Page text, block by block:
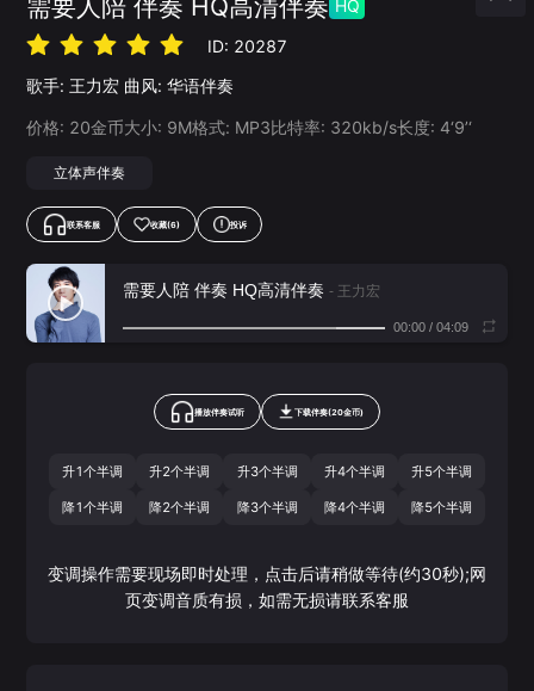
需要人陪 伴奏 HQ高清伴奏 HQ
ID: 20287
歌手: 王力宏 曲风: 华语伴奏
价格: 20金币大小: 9M格式: MP3比特率: 320kb/s长度: 4‘9’‘
立体声伴奏
联系客服 收藏(6) 投诉
需要人陪 伴奏 HQ高清伴奏 - 王力宏
00:00/ 04:09
播放伴奏试听 下载伴奏(20金币)
升1个半调 升2个半调 升3个半调 升4个半调 升5个半调
降1个半调 降2个半调 降3个半调 降4个半调 降5个半调
变调操作需要现场即时处理，点击后请稍做等待(约30秒);网
页变调音质有损，如需无损请联系客服